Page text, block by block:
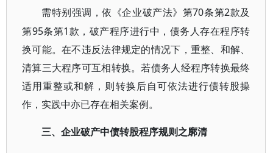
需特别强调，依《企业破产法》第70条第2款及
第95条第1款，破产程序进行中，债务人存在程序转
换可能。在不违反法律规定的情况下，重整、和解、
清算三大程序可互相转换。若债务人经程序转换最终
适用重整或和解，则转换后自可依法进行债转股操
作，实践中亦已存在相关案例。
三、企业破产中债转股程序规则之廓清